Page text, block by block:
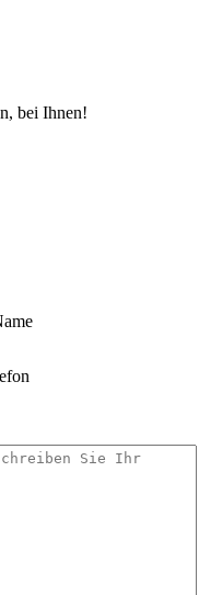
bei Ihnen!